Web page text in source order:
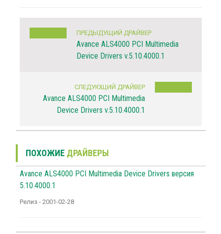
ПРЕДЫДУЩИЙ ДРАЙВЕР
Avance ALS4000 PCI Multimedia
Device Drivers v.5.10.4000.1
СЛЕДУЮЩИЙ ДРАЙВЕР
Avance ALS4000 PCI Multimedia
Device Drivers v.5.10.4000.1
ПОХОЖИЕ ДРАЙВЕРЫ
Avance ALS4000 PCI Multimedia Device Drivers версия
5.10.4000.1
Релиз - 2001-02-28